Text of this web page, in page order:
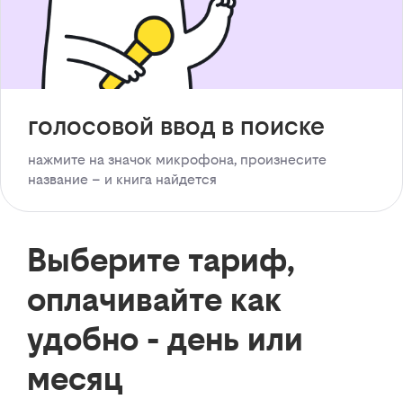
голосовой ввод в поиске
нажмите на значок микрофона, произнесите
название – и книга найдется
Выберите тариф,
оплачивайте как
удобно - день или
месяц